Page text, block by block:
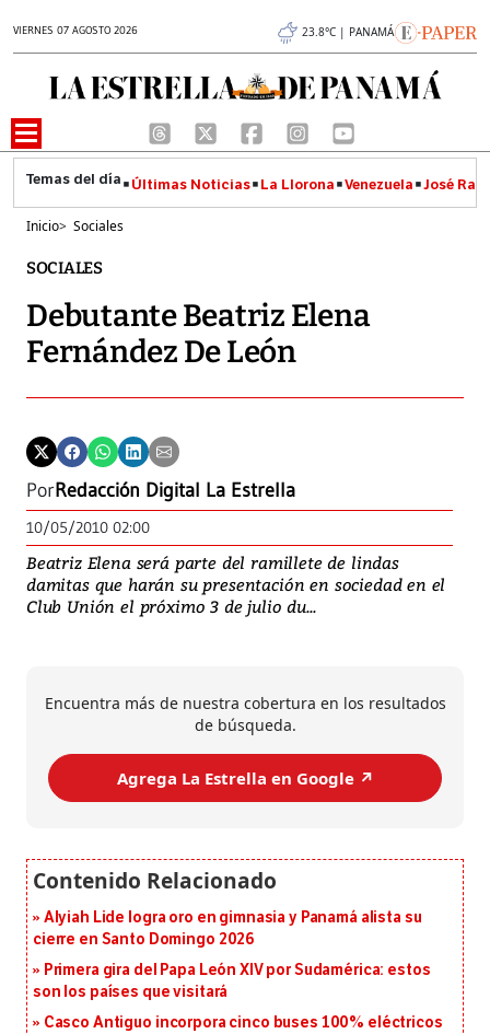
VIERNES 07 AGOSTO 2026 23.8°C | PANAMÁ
Últimas Noticias La Llorona Venezuela José
Inicio> Sociales
SOCIALES
Debutante Beatriz Elena
Fernández De León
PorRedacción Digital La Estrella
10/05/2010 02:00
Beatriz Elena será parte del ramillete de lindas
damitas que harán su presentación en sociedad en el
Club Unión el próximo 3 de julio du...
Encuentra más de nuestra cobertura en los resultados
de búsqueda.
Agrega La Estrella en Google ↗️
Alyiah Lide logra oro en gimnasia y Panamá alista su
cierre en Santo Domingo 2026
Primera gira del Papa León XIV por Sudamérica: estos
son los países que visitará
Casco Antiguo incorpora cinco buses 100% eléctricos